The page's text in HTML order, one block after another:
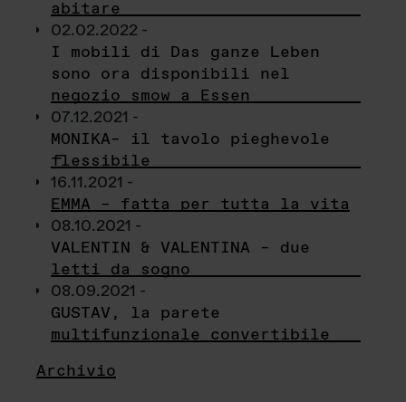
abitare
02.02.2022 -
I mobili di Das ganze Leben
sono ora disponibili nel
negozio smow a Essen
07.12.2021 -
MONIKA– il tavolo pieghevole
flessibile
16.11.2021 -
EMMA – fatta per tutta la vita
08.10.2021 -
VALENTIN & VALENTINA – due
letti da sogno
08.09.2021 -
GUSTAV, la parete
multifunzionale convertibile
Archivio